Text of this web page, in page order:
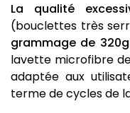
La qualité
(bouclettes très
grammage de
lavette microfibre
adaptée aux
terme de cycles de